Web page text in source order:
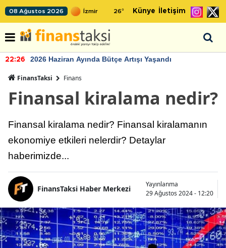
08 Ağustos 2026 26° Künye İletişim
22:26 2026 Haziran Ayında Bütçe Artışı Yaşandı
FinansTaksi Finans
Finansal kiralama nedir?
Finansal kiralama nedir? Finansal kiralamanın
ekonomiye etkileri nelerdir? Detaylar
haberimizde...
FinansTaksi Haber Merkezi
Yayınlanma
29 Ağustos 2024 - 12:20